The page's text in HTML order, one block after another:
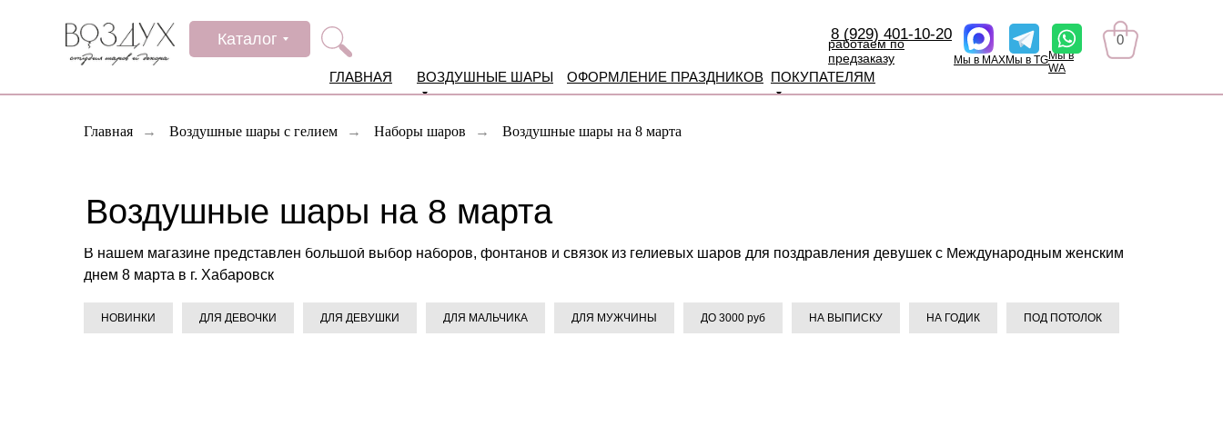
ВОЗДУШНЫЕ ШАРЫ
ГЛАВНАЯ ОФОРМЛЕНИЕ ПРАЗДНИКОВ ПОКУПАТЕЛЯМ
8 (929) 401-10-20
работаем по
предзаказу
Мы в MAXМы в TGМы в
WA
0
Каталог
Главная → Воздушные шары с гелием → Наборы шаров → Воздушные шары на 8 марта
Воздушные шары на 8 марта
В нашем магазине представлен большой выбор наборов, фонтанов и связок из гелиевых шаров для поздравления девушек с Международным женским
днем 8 марта в г. Хабаровск
НОВИНКИ ДЛЯ ДЕВОЧКИ ДЛЯ ДЕВУШКИ ДЛЯ МАЛЬЧИКА ДЛЯ МУЖЧИНЫ ДО 3000 руб НА ВЫПИСКУ НА ГОДИК ПОД ПОТОЛОК